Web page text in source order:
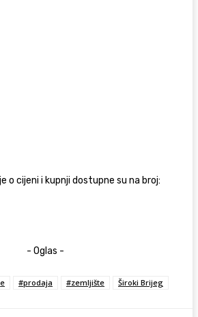
o cijeni i kupnji dostupne su na broj:
- Oglas -
#prodaja #zemljište Široki Brijeg